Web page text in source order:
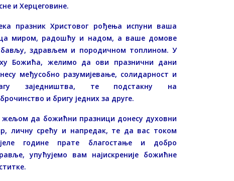
и Херцеговине.
празник Христовог рођења испуни ваша
миром, радошћу и надом, а ваше домове
здрављем и породичном топлином. У
Божића, желимо да ови празнични дани
међусобно разумијевање, солидарност и
заједништва, те подстакну на
и бригу једних за друге.
жељом да божићни празници донесу духовни
личну срећу и напредак, те да вас током
године пратe благостање и добро
упућујемо вам најискреније божићне